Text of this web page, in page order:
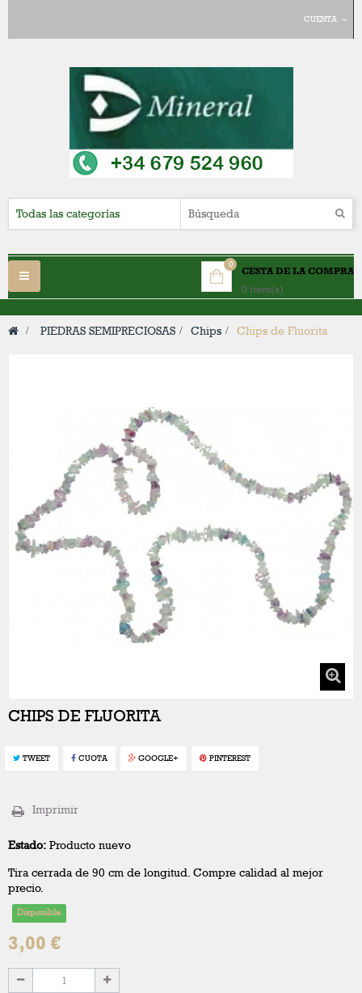
CUENTA
CESTA DE LA COMPRA
0 item(s)
0
Navegación
Toggle
> PIEDRAS SEMIPRECIOSAS > Chips > Chips de Fluorita
CHIPS DE FLUORITA
TWEET CUOTA GOOGLE+ PINTEREST
Imprimir
Estado: Producto nuevo
Tira cerrada de 90 cm de longitud. Compre calidad al mejor
precio.
Disponible
3,00 €